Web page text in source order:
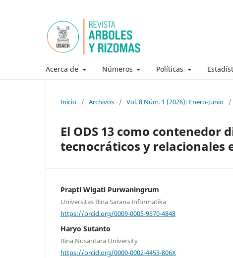
Acerca de Números Políticas
Inicio / Archivos / Vol. 8 Núm. 1 (2026): Enero-Junio /
El ODS 13 como
tecnocráticos y relacionales
Prapti Wigati Purwaningrum
Universitas Bina Sarana Informatika
https://orcid.org/0009-0005-9570-4848
Haryo Sutanto
Bina Nusantara University
https://orcid.org/0000-0002-4453-806X